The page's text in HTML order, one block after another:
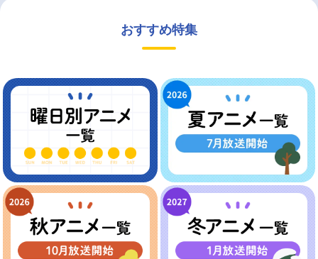
おすすめ特集